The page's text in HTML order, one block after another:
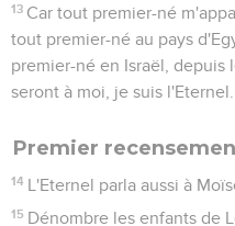
13 Car tout premier-né
tout premier-né au pays
premier-né en Israël, depuis
seront à moi, je suis l'Eternel.
Premier
14 L'Eternel parla aussi à
15 Dénombre les enfants de